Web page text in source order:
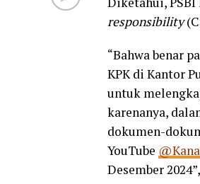
responsibility
“Bahwa benar
KPK di Kantor
untuk
karenanya,
dokumen-
YouTube
Desember